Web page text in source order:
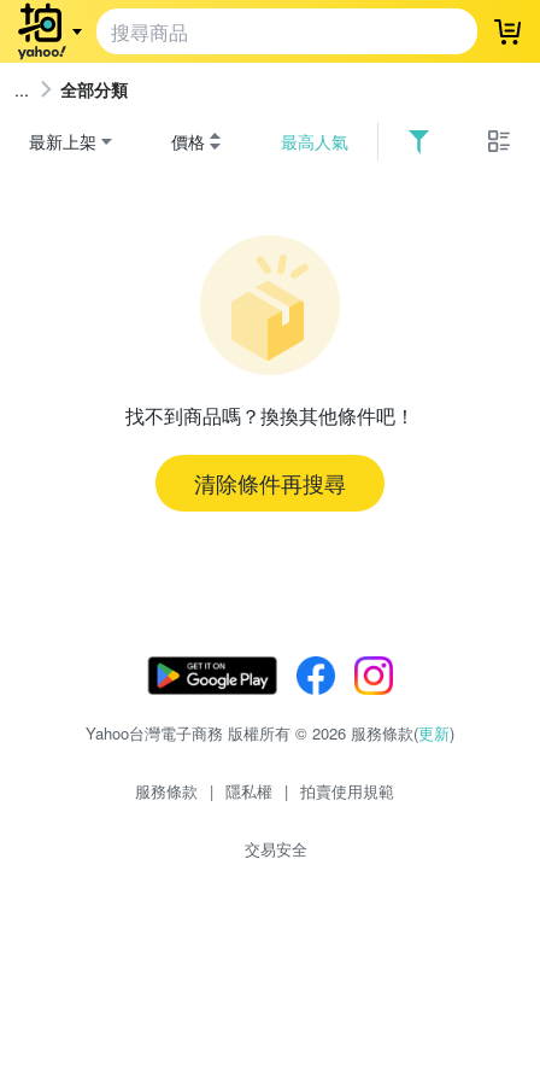
登
全部分類
最新上架 價格 最高人氣
找不到商品嗎？換換其他條件吧！
清除條件再搜尋
Yahoo台灣電子商務 版權所有 © 2026 服務條款(更新)
服務條款 | 隱私權 | 拍賣使用規範
交易安全